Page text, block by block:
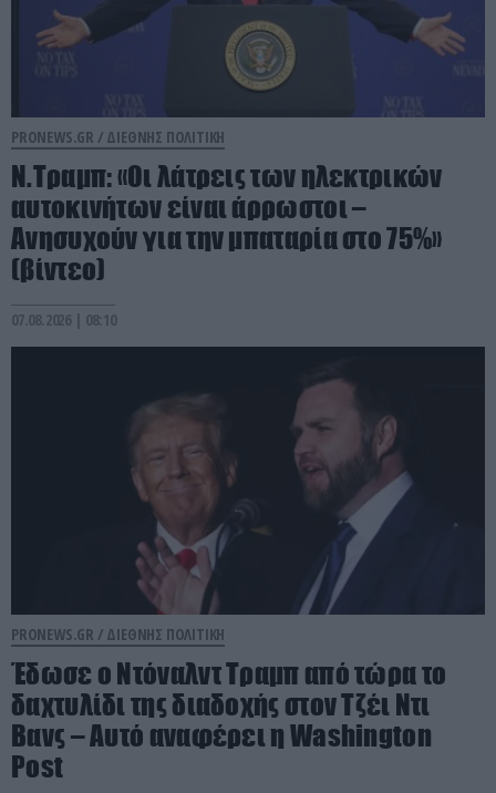
PRONEWS.GR / ΔΙΕΘΝΗΣ ΠΟΛΙΤΙΚΗ
Ν.Τραμπ: «Οι λάτρεις των ηλεκτρικών
αυτοκινήτων είναι άρρωστοι –
Ανησυχούν για την μπαταρία στο 75%»
(βίντεο)
07.08.2026 | 08:10
PRONEWS.GR / ΔΙΕΘΝΗΣ ΠΟΛΙΤΙΚΗ
Έδωσε ο Ντόναλντ Τραμπ από τώρα το
δαχτυλίδι της διαδοχής στον Τζέι Ντι
Βανς – Αυτό αναφέρει η Washington
Post